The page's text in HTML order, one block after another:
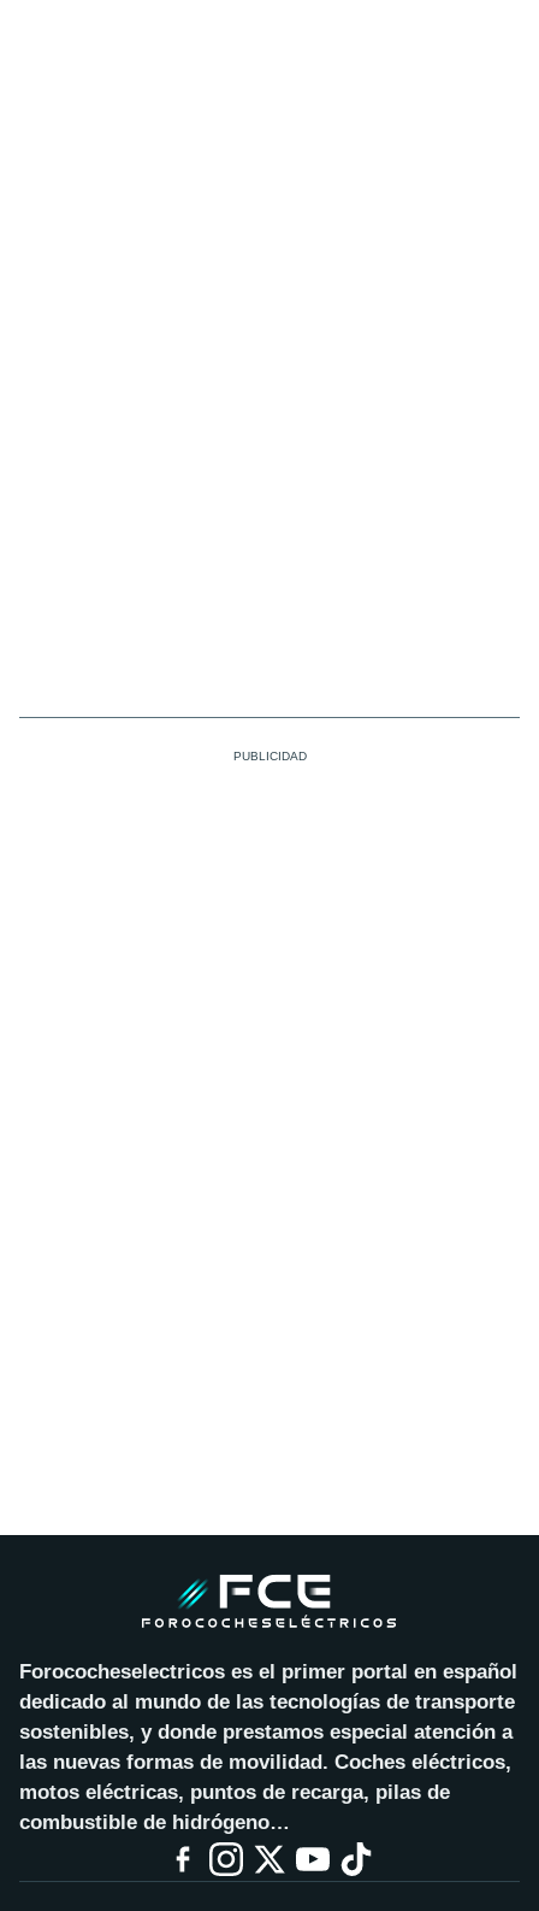
Forococheselectricos es el primer portal en español
dedicado al mundo de las tecnologías de transporte
sostenibles, y donde prestamos especial atención a
las nuevas formas de movilidad. Coches eléctricos,
motos eléctricas, puntos de recarga, pilas de
combustible de hidrógeno…